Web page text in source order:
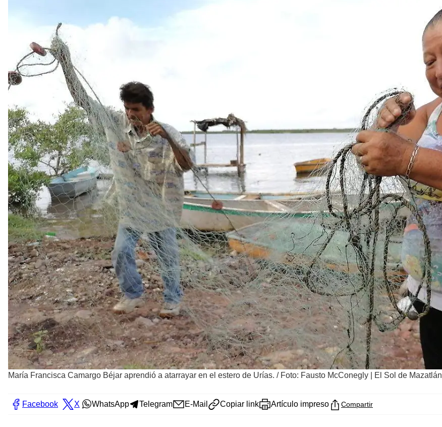
María Francisca Camargo Béjar aprendió a atarrayar en el estero de Urías. / Foto: Fausto McConegly | El Sol de Mazatlán
Facebook X WhatsApp Telegram E-Mail Copiar link Artículo impreso Compartir